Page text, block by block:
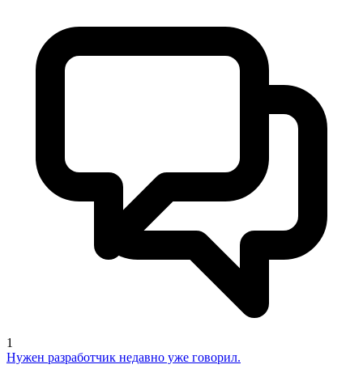
1
Нужен разработчик недавно уже говорил.